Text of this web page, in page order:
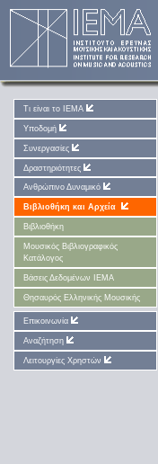
Τι είναι το ΙΕΜΑ
Υποδομή
Συνεργασίες
Δραστηριότητες
Ανθρώπινο Δυναμικό
Βιβλιοθήκη και Αρχεία
Βιβλιοθήκη
Μουσικός Βιβλιογραφικός
Κατάλογος
Βάσεις Δεδομένων ΙΕΜΑ
Θησαυρός Ελληνικής Μουσικής
Επικοινωνία
Αναζήτηση
Λειτουργίες Χρηστών